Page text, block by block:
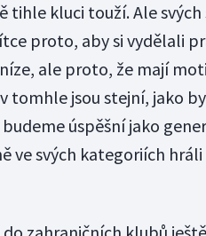
kluci touží. Ale svých
proto, aby si vydělali
ale proto, že mají
tomhle jsou stejní, jako
úspěšní jako
ve svých kategoriích